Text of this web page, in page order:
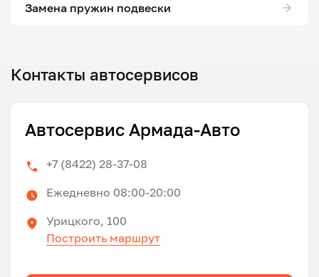
Замена пружин подвески
Контакты автосервисов
Автосервис Армада-Авто
+7 (8422) 28-37-08
Ежедневно 08:00-20:00
Урицкого, 100
Построить маршрут